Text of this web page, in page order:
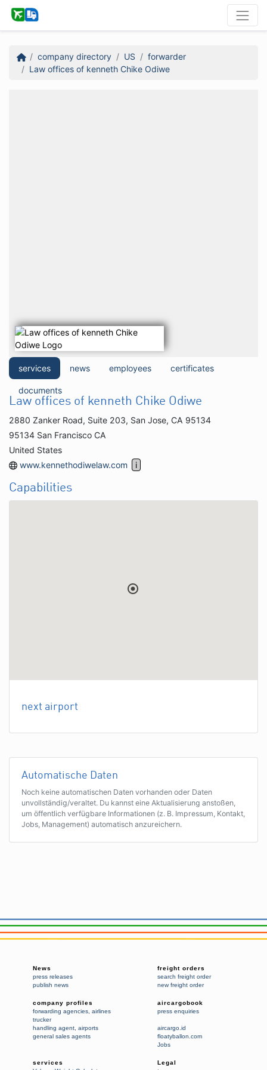
company directory US
forwarder
Law offices of kenneth Chike Odiwe
services news employees certificates
documents
Law offices of kenneth Chike Odiwe
2880 Zanker Road, Suite 203, San Jose, CA 95134
95134 San Francisco CA
United States
www.kennethodiwelaw.com
Capabilities
next airport
Automatische Daten
Noch keine automatischen Daten vorhanden oder Daten
unvollständig/veraltet. Du kannst eine Aktualisierung anstoßen,
um öffentlich verfügbare Informationen (z. B. Impressum, Kontakt,
Jobs, Management) automatisch anzureichern.
News
press releases
publish news
freight orders
search freight order
new freight order
company profiles
forwarding agencies airlines
trucker
handling agent airports
general sales agents
aircargobook
press enquiries
aircargo.id
floatyballon.com
Jobs
services
Legal